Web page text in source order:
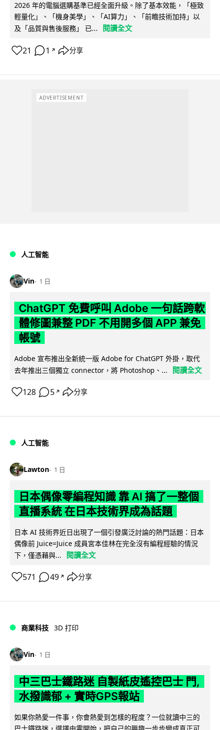
2026 年的電腦選購基準已經全面升級。除了基本效能，「極致
輕量化」、「機身美學」、「AI算力」、「前瞻技術加持」以
及「品質與售後服務」 已...
閱讀全文
21 1 ↗ 分享
ADVERTISEMENT
人工智能
Vin 1 日
ChatGPT 免費呼叫 Adobe 一句話跨軟
體修圖兼整 PDF 不用開多個 APP 兼免
帳號
Adobe 宣布推出全新統一版 Adobe for ChatGPT 外掛，取代
去年推出三個獨立 connector，將 Photoshop、...
閱讀全文
128 5 ↗ 分享
人工智能
Lawton 1 日
日本偶像零編程知識 靠 AI 搞了一整個
直播系統 在日本技術界成為話題
日本 AI 技術界近日出現了一個引發廣泛討論的熱門話題：日本
偶像前 Juice=Juice 成員宮本佳林在完全沒有編程經驗的情況
下，僅憑藉與...
閱讀全文
571 49 ↗ 分享
商業科技 3D 打印
Vin 1 日
中三巴士鐵路迷 自製紙皮遙控巴士 門,
水撥識郁 + 實時GPS報站
如果你熱愛一件事，你會熱愛到怎樣的程度？一位就讀中三的